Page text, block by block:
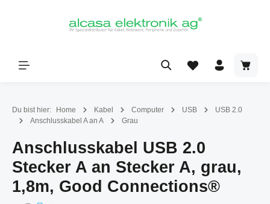
Du bist hier: Home Kabel Computer USB
USB 2.0
Anschlusskabel A an A
Grau
Anschlusskabel USB 2.0
Stecker A an Stecker A, grau,
1,8m, Good Connections®